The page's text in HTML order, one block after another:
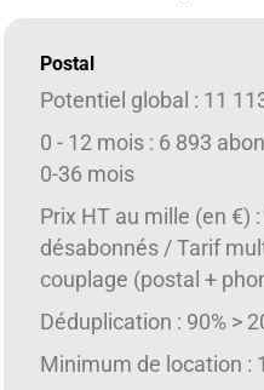
Postal
Potentiel global : 11
0 - 12 mois : 6 893
0-36 mois
Prix HT au mille (en €)
désabonnés / Tarif
couplage (postal +
Déduplication : 90% >
Minimum de location :